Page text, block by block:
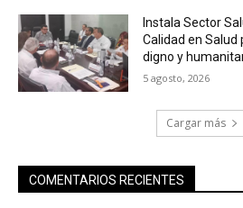
Instala Sector
Calidad en
digno y
5 agosto, 2026
Cargar más
COMENTARIOS RECIENTES